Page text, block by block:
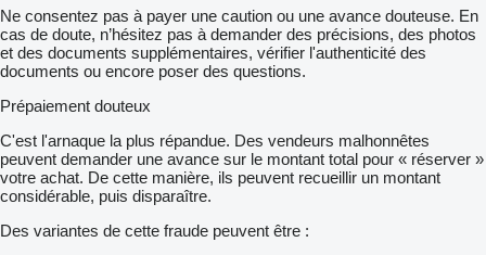
Ne consentez pas à payer une caution ou une avance douteuse. En
cas de doute, n’hésitez pas à demander des précisions, des photos
et des documents supplémentaires, vérifier l'authenticité des
documents ou encore poser des questions.
Prépaiement douteux
C'est l'arnaque la plus répandue. Des vendeurs malhonnêtes
peuvent demander une avance sur le montant total pour « réserver »
votre achat. De cette manière, ils peuvent recueillir un montant
considérable, puis disparaître.
Des variantes de cette fraude peuvent être :